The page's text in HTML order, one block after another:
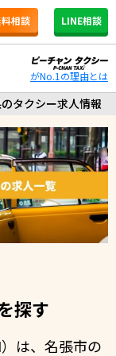
相談 LINE相談
がNo.1の理由とは
タクシー求人情報
探す
は、名張市の